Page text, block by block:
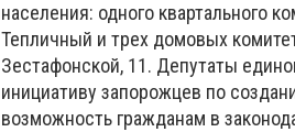
населения: одного квартального
Тепличный и трех домовых
Зестафонской, 11. Депутаты
инициативу запорожцев по
возможность гражданам в